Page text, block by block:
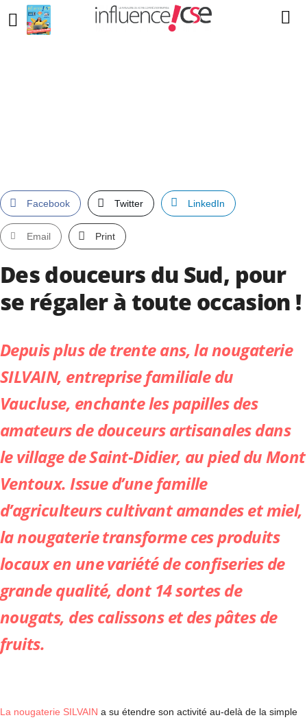
Facebook Twitter LinkedIn
Email Print
Des douceurs du Sud, pour
se régaler à toute occasion !
Depuis plus de trente ans, la nougaterie
SILVAIN, entreprise familiale du
Vaucluse, enchante les papilles des
amateurs de douceurs artisanales dans
le village de Saint-Didier, au pied du Mont
Ventoux. Issue d’une famille
d’agriculteurs cultivant amandes et miel,
la nougaterie transforme ces produits
locaux en une variété de confiseries de
grande qualité, dont 14 sortes de
nougats, des calissons et des pâtes de
fruits.
La nougaterie SILVAIN a su étendre son activité au-delà de la simple